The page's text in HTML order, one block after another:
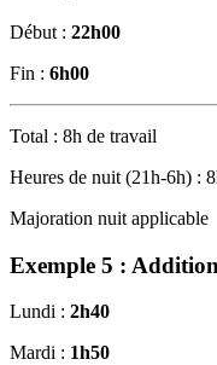
Début : 22h00
Fin : 6h00
Total : 8h de travail
Heures de nuit (21h-6h) :
Majoration nuit applicable
Exemple 5 : Addition
Lundi : 2h40
Mardi : 1h50